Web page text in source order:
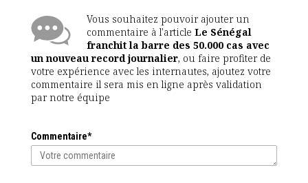
Vous souhaitez pouvoir ajouter un
commentaire à l'article Le Sénégal
franchit la barre des 50.000 cas avec
un nouveau record journalier, ou faire profiter de
votre expérience avec les internautes, ajoutez votre
commentaire il sera mis en ligne après validation
par notre équipe
Commentaire*